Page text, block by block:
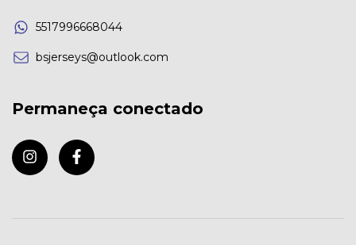
5517996668044
bsjerseys@outlook.com
Permaneça conectado